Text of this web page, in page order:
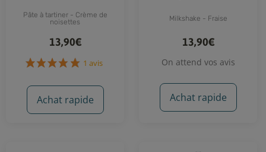
Pâte à tartiner - Crème de
noisettes
13,90€
Achat rapide
Milkshake - Fraise
13,90€
On attend vos avis
Achat rapide